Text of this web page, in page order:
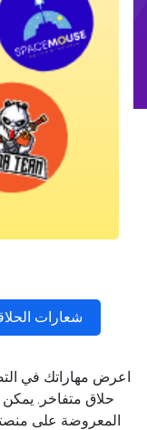
شعارات
اعرض مهاراتك في
حلاق متفاخر.
المعروضة على